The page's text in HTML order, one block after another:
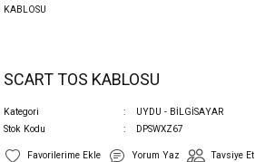
SCART TOS KABLOSU
Kategori
UYDU - BİLGİSAYAR
Stok Kodu
DPSWXZ67
Yorum Yaz Tavsiye Et